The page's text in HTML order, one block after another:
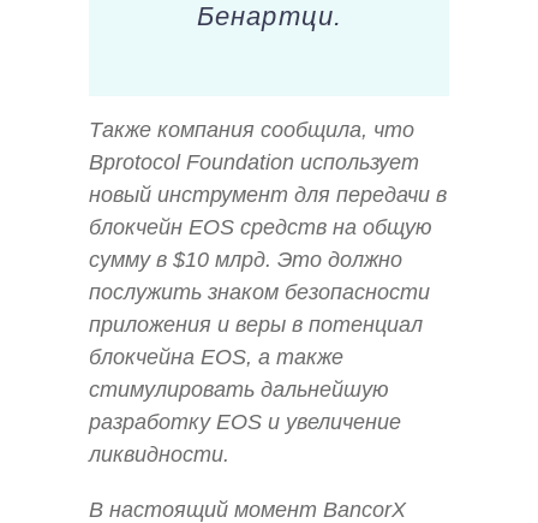
Бенартци.
Также компания сообщила, что
Bprotocol Foundation использует
новый инструмент для передачи в
блокчейн EOS средств на общую
сумму в $10 млрд. Это должно
послужить знаком безопасности
приложения и веры в потенциал
блокчейна EOS, а также
стимулировать дальнейшую
разработку EOS и увеличение
ликвидности.
В настоящий момент BancorX